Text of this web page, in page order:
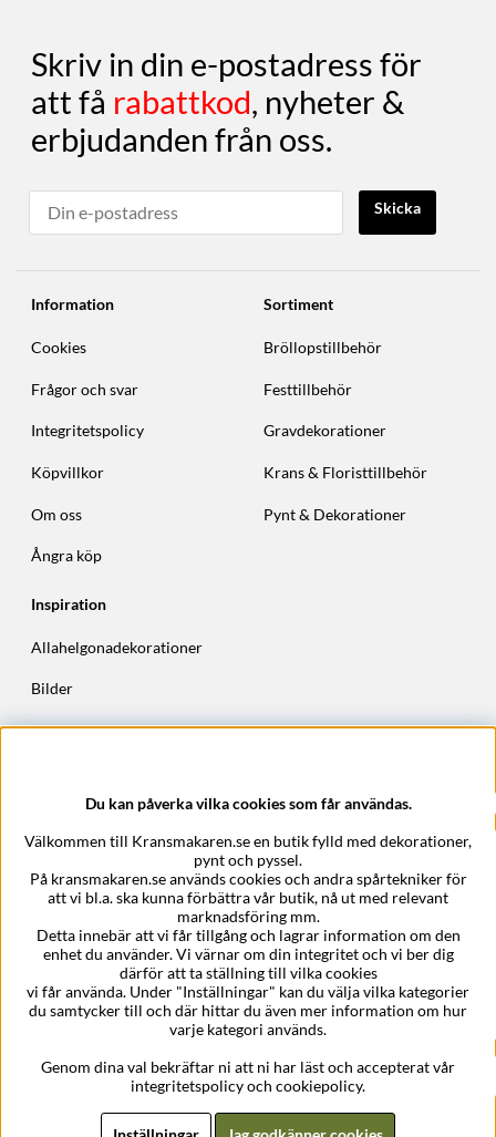
Skriv in din e-postadress för
att få rabattkod, nyheter &
erbjudanden från oss.
Skicka
Information
Cookies
Frågor och svar
Integritetspolicy
Köpvillkor
Om oss
Ångra köp
Sortiment
Bröllopstillbehör
Festtillbehör
Gravdekorationer
Krans & Floristtillbehör
Pynt & Dekorationer
Inspiration
Allahelgonadekorationer
Bilder
Höstkransar
Epost:support@kransmakaren.se
Du kan påverka vilka cookies som får användas.
Välkommen till Kransmakaren.se en butik fylld med dekorationer,
pynt och pyssel.
På kransmakaren.se används cookies och andra spårtekniker för
att vi bl.a. ska kunna förbättra vår butik, nå ut med relevant
marknadsföring mm.
Detta innebär att vi får tillgång och lagrar information om den
enhet du använder. Vi värnar om din integritet och vi ber dig
därför att ta ställning till vilka cookies
vi får använda. Under "Inställningar" kan du välja vilka kategorier
du samtycker till och där hittar du även mer information om hur
varje kategori används.
Genom dina val bekräftar ni att ni har läst och accepterat vår
integritetspolicy och cookiepolicy.